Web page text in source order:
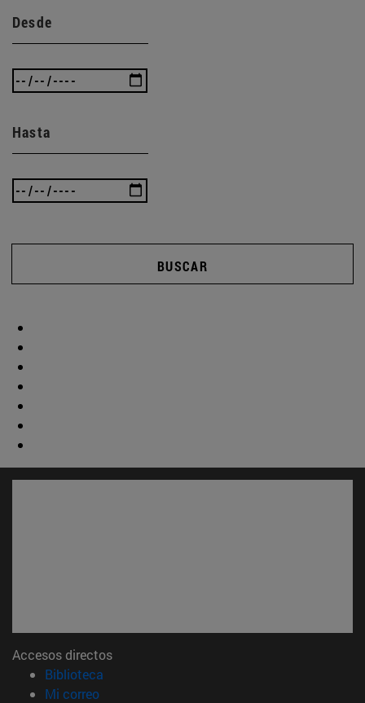
Desde
Hasta
BUSCAR
Accesos directos
Biblioteca
Mi correo(abre en nueva ventana)